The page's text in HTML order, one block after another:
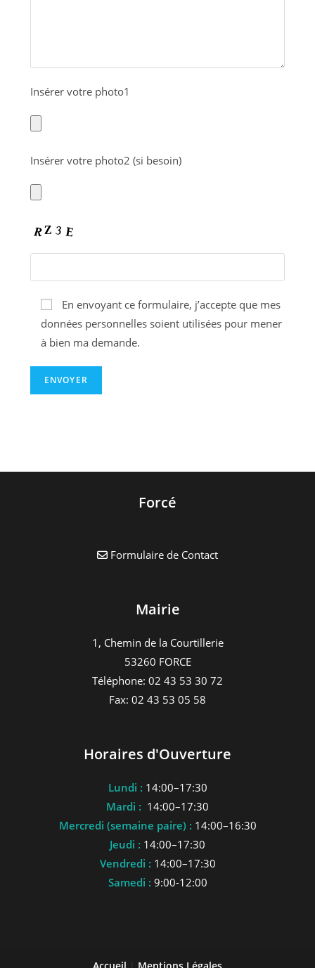
Insérer votre photo1
Insérer votre photo2 (si besoin)
En envoyant ce formulaire, j’accepte que mes
données personnelles soient utilisées pour mener
à bien ma demande.
Forcé
Formulaire de Contact
Mairie
1, Chemin de la Courtillerie
53260 FORCE
Téléphone: 02 43 53 30 72
Fax: 02 43 53 05 58
Horaires d'Ouverture
Lundi : 14:00–17:30
Mardi : 14:00–17:30
Mercredi (semaine paire) : 14:00–16:30
Jeudi : 14:00–17:30
Vendredi : 14:00–17:30
Samedi : 9:00-12:00